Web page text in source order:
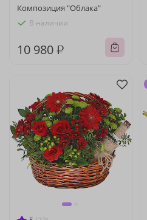
Композиция "Облака"
В наличии
10 980 ₽